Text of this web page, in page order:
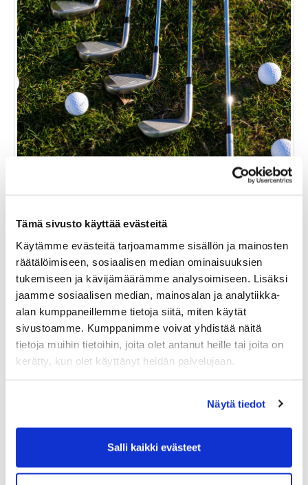
Tämä sivusto käyttää evästeitä
Käytämme evästeitä tarjoamamme sisällön ja mainosten
räätälöimiseen, sosiaalisen median ominaisuuksien
tukemiseen ja kävijämäärämme analysoimiseen. Lisäksi
jaamme sosiaalisen median, mainosalan ja analytiikka-
alan kumppaneillemme tietoja siitä, miten käytät
sivustoamme. Kumppanimme voivat yhdistää näitä
tietoja muihin tietoihin, joita olet antanut heille tai joita on
kerätty, kun olet käyttänyt heidän palvelujaan.
Näytä tiedot
Salli kaikki evästeet
RANGEPALLOT APP 10-KORIA
30,00 €
Tuoteinfo